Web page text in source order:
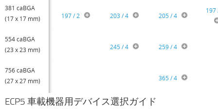
381 caBGA
(17 x 17 mm)
197 / 2 203 / 4 205 / 4
197
554 caBGA
(23 x 23 mm)
245 / 4 259 / 4
756 caBGA
(27 x 27 mm)
365 / 4
ECP5 車載機器用デバイス選択ガイド